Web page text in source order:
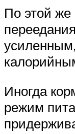
По этой же
Иногда
режим